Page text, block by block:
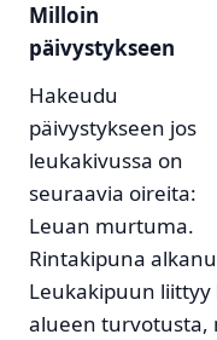
Milloin
päivystykseen
Hakeudu
päivystykseen jos
leukakivussa on
seuraavia oireita:
Leuan murtuma.
Rintakipuna
Leukakipuun
alueen turvotusta,